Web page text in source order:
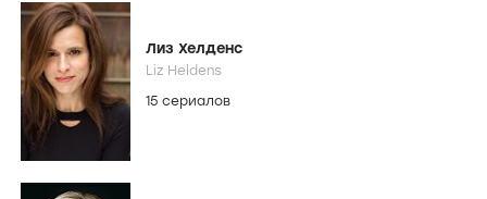
Лиз Хелденс
Liz Heldens
15 сериалов